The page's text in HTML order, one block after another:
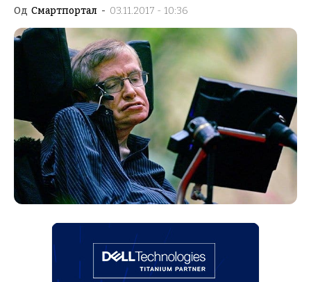
Од Смартпортал - 03.11.2017 - 10:36